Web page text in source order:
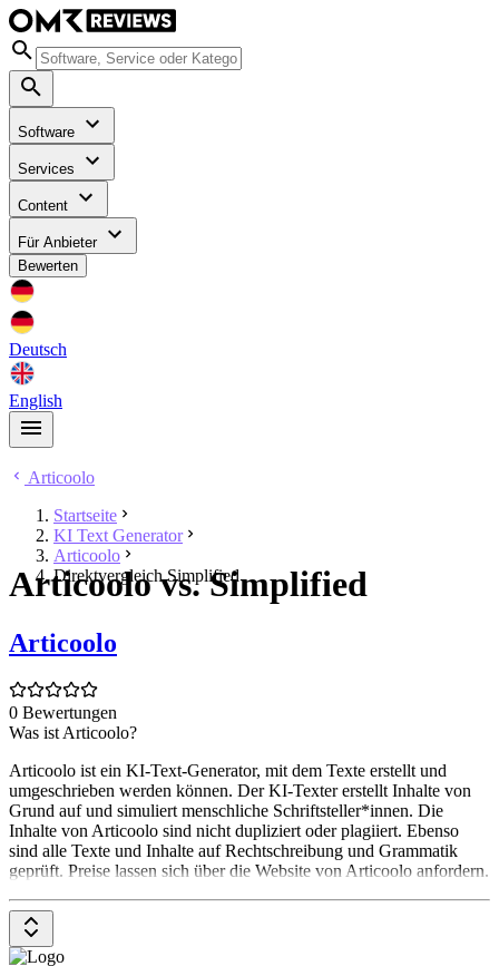
Software
Services
Content
Für Anbieter
Bewerten
Deutsch
English
Articoolo
Startseite
KI Text Generator
Articoolo
Direktvergleich Simplified
Articoolo vs. Simplified
Articoolo
0 Bewertungen
Was ist Articoolo?
Articoolo ist ein KI-Text-Generator, mit dem Texte erstellt und
umgeschrieben werden können. Der KI-Texter erstellt Inhalte von
Grund auf und simuliert menschliche Schriftsteller*innen. Die
Inhalte von Articoolo sind nicht dupliziert oder plagiiert. Ebenso
sind alle Texte und Inhalte auf Rechtschreibung und Grammatik
geprüft. Preise lassen sich über die Website von Articoolo anfordern.